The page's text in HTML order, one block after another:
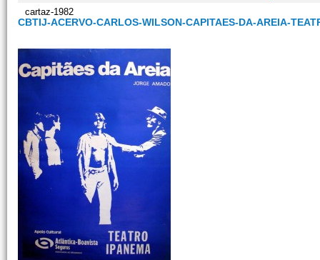
cartaz-1982
CBTIJ-ACERVO-CARLOS-WILSON-CAPITAES-DA-AREIA-